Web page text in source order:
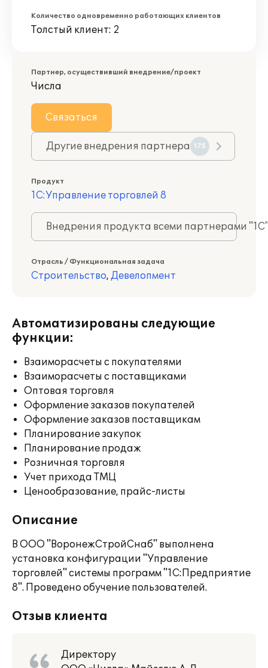
Количество одновременно работающих клиентов
Толстый клиент: 2
Партнер, осуществивший внедрение/проект
Числа
Связаться
Другие внедрения партнера 175
Продукт
1С:Управление торговлей 8
Внедрения продукта всеми партнерами
Отрасль / Функциональная задача
Строительство, Девелопмент
Автоматизированы следующие
функции:
Взаиморасчеты с покупателями
Взаиморасчеты с поставщиками
Оптовая торговля
Оформление заказов покупателей
Оформление заказов поставщикам
Планирование закупок
Планирование продаж
Розничная торговля
Учет прихода ТМЦ
Ценообразование, прайс-листы
Описание
В ООО "ВоронежСтройСнаб" выполнена
установка конфигурации "Управление
торговлей" системы программ "1С:Предприятие
8". Проведено обучение пользователей.
Отзыв клиента
Директору